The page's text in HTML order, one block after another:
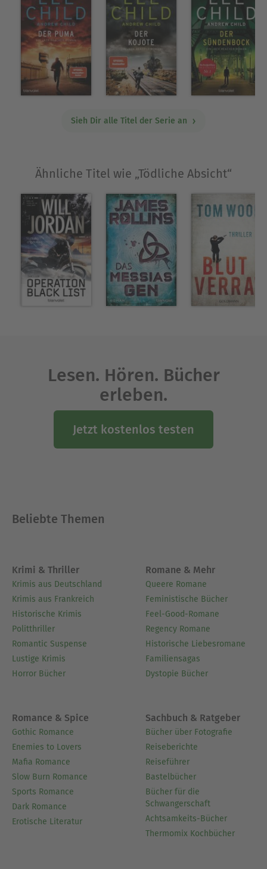
Sieh Dir alle Titel der Serie an
Ähnliche Titel wie „Tödliche Absicht“
Lesen. Hören. Bücher
erleben.
Jetzt kostenlos testen
Beliebte Themen
Krimi & Thriller
Krimis aus Deutschland
Krimis aus Frankreich
Historische Krimis
Politthriller
Romantic Suspense
Lustige Krimis
Horror Bücher
Romane & Mehr
Queere Romane
Feministische Bücher
Feel-Good-Romane
Regency Romane
Historische Liebesromane
Familiensagas
Dystopie Bücher
Romance & Spice
Gothic Romance
Enemies to Lovers
Mafia Romance
Slow Burn Romance
Sports Romance
Dark Romance
Erotische Literatur
Sachbuch & Ratgeber
Bücher über Fotografie
Reiseberichte
Reiseführer
Bastelbücher
Bücher für die
Schwangerschaft
Achtsamkeits-Bücher
Thermomix Kochbücher